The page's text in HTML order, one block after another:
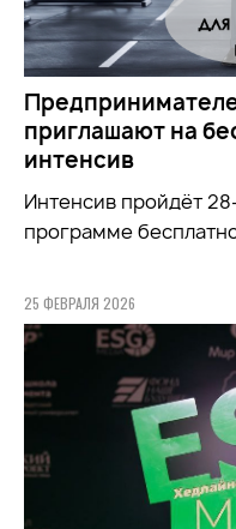
приглашают на
интенсив
Интенсив пройдёт
программе
25 ФЕВРАЛЯ 2026